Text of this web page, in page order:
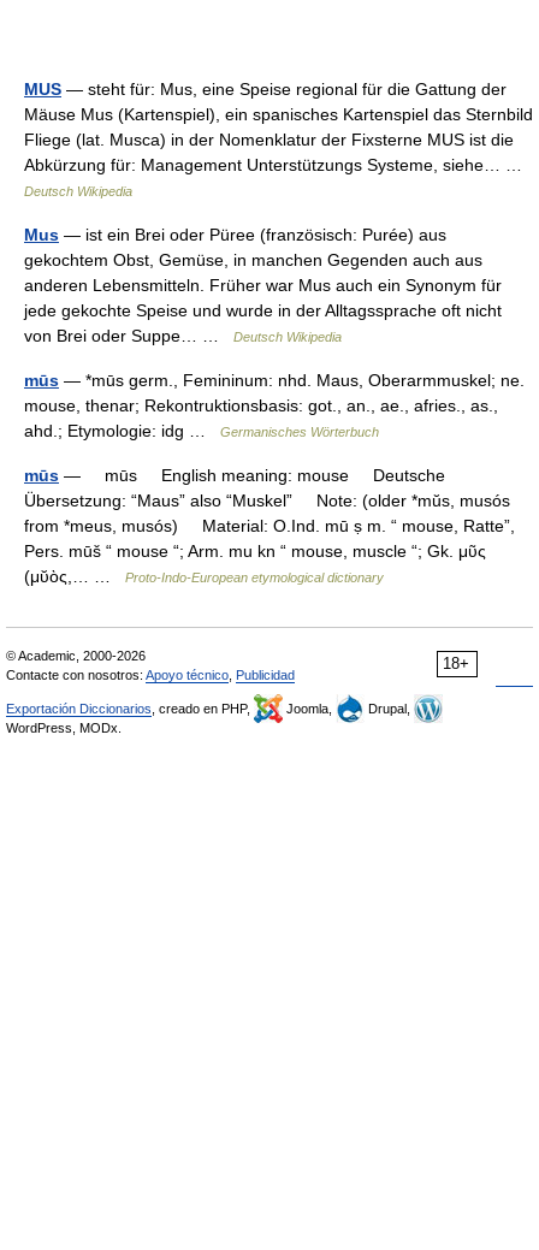
MUS — steht für: Mus, eine Speise regional für die Gattung der
Mäuse Mus (Kartenspiel), ein spanisches Kartenspiel das Sternbild
Fliege (lat. Musca) in der Nomenklatur der Fixsterne MUS ist die
Abkürzung für: Management Unterstützungs Systeme, siehe… …
Deutsch Wikipedia
Mus — ist ein Brei oder Püree (französisch: Purée) aus
gekochtem Obst, Gemüse, in manchen Gegenden auch aus
anderen Lebensmitteln. Früher war Mus auch ein Synonym für
jede gekochte Speise und wurde in der Alltagssprache oft nicht
von Brei oder Suppe… …
Deutsch Wikipedia
mūs — *mūs germ., Femininum: nhd. Maus, Oberarmmuskel; ne.
mouse, thenar; Rekontruktionsbasis: got., an., ae., afries., as.,
ahd.; Etymologie: idg …
Germanisches Wörterbuch
mūs — mūs English meaning: mouse Deutsche
Übersetzung: “Maus” also “Muskel” Note: (older *mŭs, musós
from *meus, musós) Material: O.Ind. mū ṣ m. “ mouse, Ratte”,
Pers. mūš “ mouse “; Arm. mu kn “ mouse, muscle “; Gk. μῦς
(μῠὸς,… …
Proto-Indo-European etymological dictionary
18+
© Academic, 2000-2026
Contacte con nosotros: Apoyo técnico Publicidad
Exportación Diccionarios , creado en PHP, Joomla,
Drupal,
WordPress, MODx.